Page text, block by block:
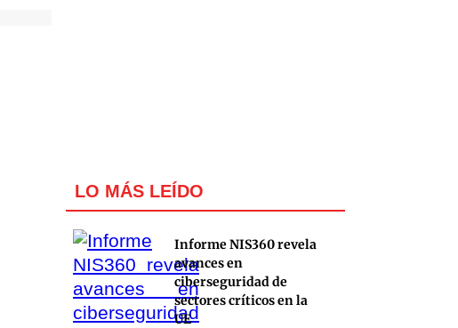
LO MÁS LEÍDO
Informe NIS360 revela
avances en
ciberseguridad de
sectores críticos en la
UE